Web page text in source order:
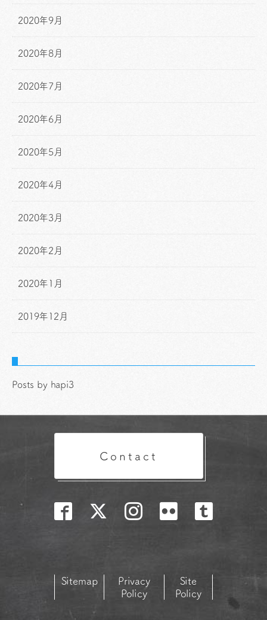
2020年9月
2020年8月
2020年7月
2020年6月
2020年5月
2020年4月
2020年3月
2020年2月
2020年1月
2019年12月
Posts by hapi3
Contact
Sitemap
Privacy
Policy
Site
Policy